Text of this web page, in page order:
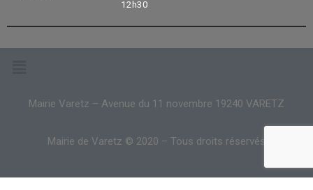
12h30
Mairie Varetz – Avenue du 11 novembre 19240 VARETZ
Mairie de Varetz © 2020 – Tous droits réservés